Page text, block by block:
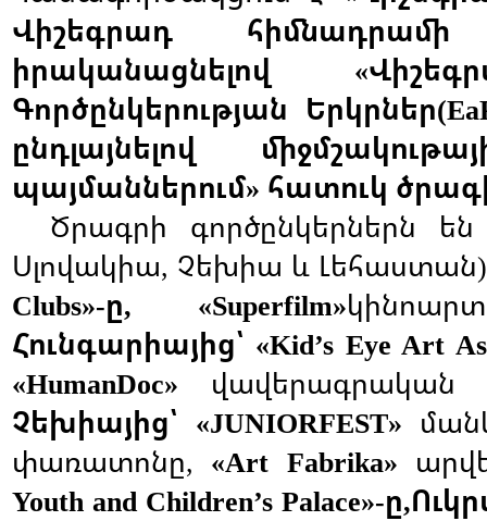
Վիշեգրադ
հիմնադրամի
իրականացնելով «
Գործընկերության Երկրներ
ընդլայնելով
պայմաններում» հատուկ
Ծրագրի
գործընկերներն
են
Սլովակիա, Չեխիա և Լեհաստան
Clubs»-ը, «Superfilm»
Հունգարիայից՝ «Kid’s Eye Art
«HumanDoc» վավերագրական
Չեխիայից՝ «JUNIORFEST»
փառատոնը, «Art Fabrika»
Youth and Children’s Palace»-ը,